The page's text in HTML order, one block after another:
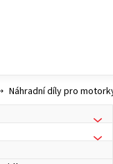
Náhradní díly pro